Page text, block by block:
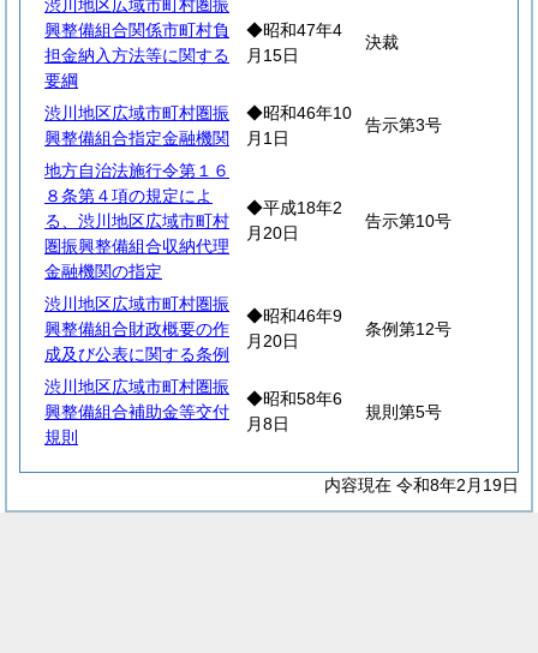
渋川地区広域市町村圏振
興整備組合関係市町村負
担金納入方法等に関する
要綱
◆昭和47年4
月15日
決裁
渋川地区広域市町村圏振
興整備組合指定金融機関
◆昭和46年10
月1日
告示第3号
地方自治法施行令第１６
８条第４項の規定によ
る、渋川地区広域市町村
圏振興整備組合収納代理
金融機関の指定
◆平成18年2
月20日
告示第10号
渋川地区広域市町村圏振
興整備組合財政概要の作
成及び公表に関する条例
◆昭和46年9
月20日
条例第12号
渋川地区広域市町村圏振
興整備組合補助金等交付
規則
◆昭和58年6
月8日
規則第5号
内容現在 令和8年2月19日